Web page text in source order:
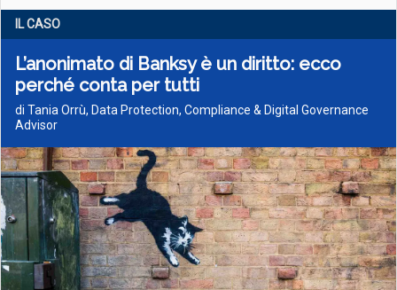
IL CASO
L’anonimato di Banksy è un diritto: ecco
perché conta per tutti
di Tania Orrù, Data Protection, Compliance & Digital Governance
Advisor